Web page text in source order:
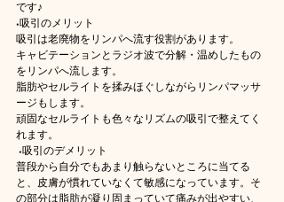
です♪
■吸引のメリット
吸引は老廃物をリンパへ流す役割があります。
キャビテーションとラジオ波で分解・温めしたもの
をリンパへ流します。
脂肪やセルライトを揉みほぐしながらリンパマッサ
ージもします。
頑固なセルライトも色々なリズムの吸引で整えてく
れます。
■吸引のデメリット
普段から自分でもあまり触らないところに当てる
と、皮膚が慣れていなくて敏感になっています。そ
の部分は脂肪が凝り固まっていて痛みが出やすい、